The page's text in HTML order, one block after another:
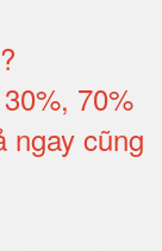
?
70%
ngay cũng